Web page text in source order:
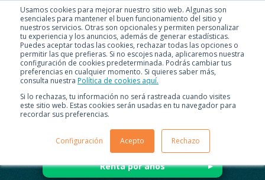
Usamos cookies para mejorar nuestro sitio web. Algunas son
esenciales para mantener el buen funcionamiento del sitio y
nuestros servicios. Otras son opcionales y permiten personalizar
tu experiencia y los anuncios, además de generar estadísticas.
Puedes aceptar todas las cookies, rechazar todas las opciones o
permitir las que prefieras. Si no escojes nada, aplicaremos nuestra
configuración de cookies predeterminada. Podrás cambiar tus
preferencias en cualquier momento. Si quieres saber más,
consulta nuestra Política de cookies aquí.
Si lo rechazas, tu información no será rastreada cuando visites
este sitio web. Estas cookies serán usadas en tu navegador para
recordar sus preferencias.
Configuración Acepto Rechazo
¿Qué estás buscando?
Comprar carros usados
Renta por años